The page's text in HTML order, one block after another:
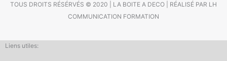
TOUS DROITS RÉSÉRVÉS © 2020 | LA BOITE A DECO | RÉALISÉ PAR LH
COMMUNICATION FORMATION
Liens utiles: